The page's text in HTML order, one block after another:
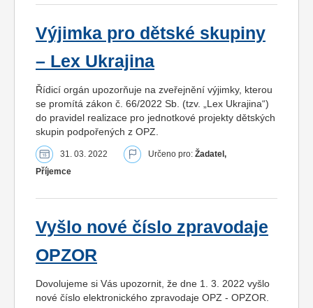
Výjimka pro dětské skupiny
– Lex Ukrajina
Řídicí orgán upozorňuje na zveřejnění výjimky, kterou
se promítá zákon č. 66/2022 Sb. (tzv. „Lex Ukrajina“)
do pravidel realizace pro jednotkové projekty dětských
skupin podpořených z OPZ.
31. 03. 2022 Určeno pro: Žadatel,
Příjemce
Vyšlo nové číslo zpravodaje
OPZOR
Dovolujeme si Vás upozornit, že dne 1. 3. 2022 vyšlo
nové číslo elektronického zpravodaje OPZ - OPZOR.